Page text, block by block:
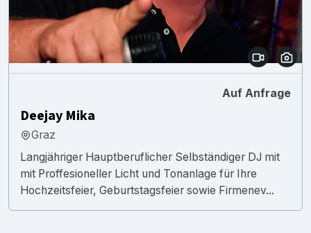
Auf Anfrage
Deejay Mika
Graz
Langjähriger Hauptberuflicher Selbständiger DJ mit
mit Proffesioneller Licht und Tonanlage für Ihre
Hochzeitsfeier, Geburtstagsfeier sowie Firmenev...